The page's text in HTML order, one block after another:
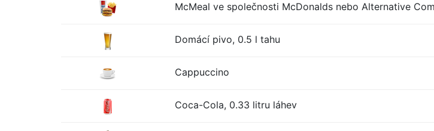
McMeal ve společnosti McDonalds nebo Alternative
Domácí pivo, 0.5 l tahu
Cappuccino
Coca-Cola, 0.33 litru láhev